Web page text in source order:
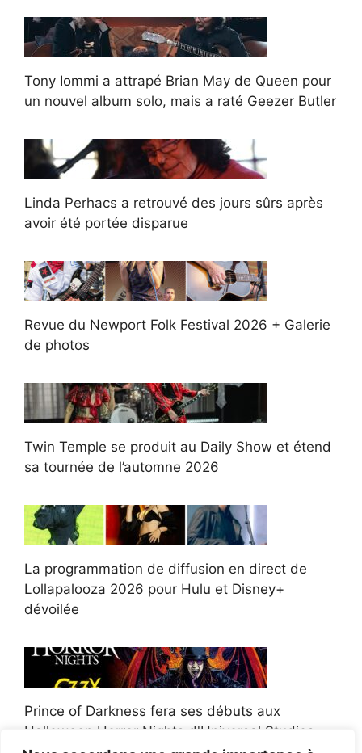
Tony Iommi a attrapé Brian May de Queen pour
un nouvel album solo, mais a raté Geezer Butler
Linda Perhacs a retrouvé des jours sûrs après
avoir été portée disparue
Revue du Newport Folk Festival 2026 + Galerie
de photos
Twin Temple se produit au Daily Show et étend
sa tournée de l’automne 2026
La programmation de diffusion en direct de
Lollapalooza 2026 pour Hulu et Disney+
dévoilée
Prince of Darkness fera ses débuts aux
Halloween Horror Nights d'Universal Studios